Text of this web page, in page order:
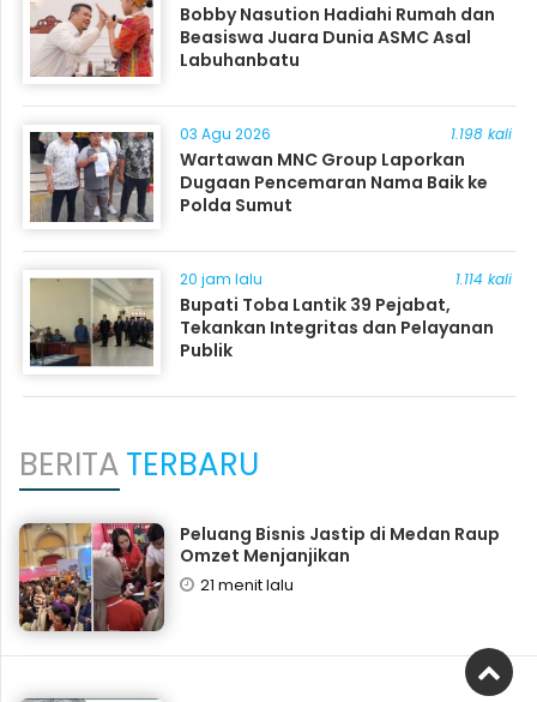
Bobby Nasution Hadiahi Rumah dan
Beasiswa Juara Dunia ASMC Asal
Labuhanbatu
03 Agu 2026 1.198 kali
Wartawan MNC Group Laporkan
Dugaan Pencemaran Nama Baik ke
Polda Sumut
20 jam lalu 1.114 kali
Bupati Toba Lantik 39 Pejabat,
Tekankan Integritas dan Pelayanan
Publik
BERITATERBARU
‎Peluang Bisnis Jastip di Medan Raup
Omzet Menjanjikan
21 menit lalu